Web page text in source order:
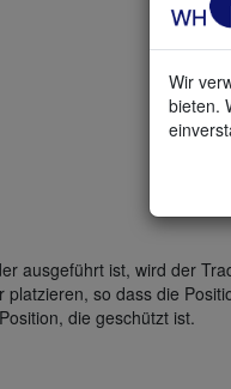
ausgeführt ist, wird der
platzieren, so dass die
die geschützt ist.
Wir
bieten.